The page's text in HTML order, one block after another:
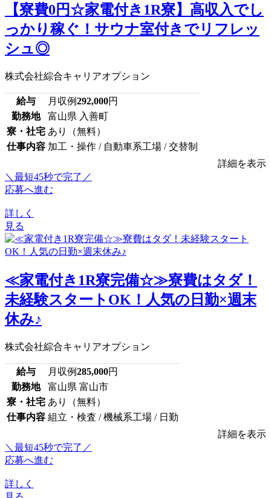
【寮費0円☆家電付き1R寮】高収入でし
っかり稼ぐ！サウナ室付きでリフレッ
シュ◎
株式会社綜合キャリアオプション
給与 月収例292,000円
勤務地
富山県 入善町
寮・社宅 あり（無料）
仕事内容 加工・操作 / 自動車系工場 / 交替制
詳細を表示
＼最短45秒で完了／
応募へ進む
詳しく
見る
≪家電付き1R寮完備☆≫寮費はタダ！
未経験スタートOK！人気の日勤×週末
休み♪
株式会社綜合キャリアオプション
給与 月収例285,000円
勤務地
富山県 富山市
寮・社宅 あり（無料）
仕事内容 組立・検査 / 機械系工場 / 日勤
詳細を表示
＼最短45秒で完了／
応募へ進む
詳しく